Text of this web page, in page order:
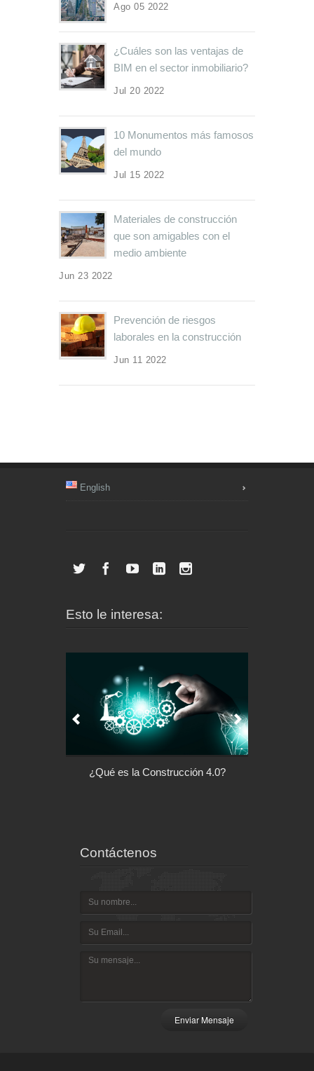
Ago 05 2022
¿Cuáles son las ventajas de
BIM en el sector inmobiliario?
Jul 20 2022
10 Monumentos más famosos
del mundo
Jul 15 2022
Materiales de construcción
que son amigables con el
medio ambiente
Jun 23 2022
Prevención de riesgos
laborales en la construcción
Jun 11 2022
English
Esto le interesa:
¿Qué es la Construcción 4.0?
Contáctenos
Enviar Mensaje